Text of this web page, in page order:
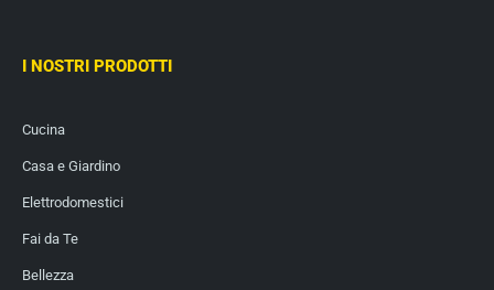
I NOSTRI PRODOTTI
Cucina
Casa e Giardino
Elettrodomestici
Fai da Te
Bellezza